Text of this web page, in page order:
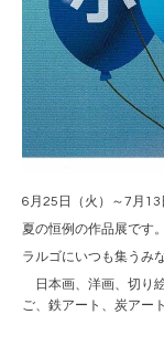
6月25日（火）～7月
夏の恒例の作品展です。
ラルゴにいつも集うみ
日本画、洋画、切り
ご、鉄アート、炭アー